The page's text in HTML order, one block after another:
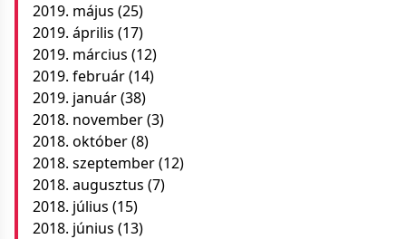
2019. május (25)
2019. április (17)
2019. március (12)
2019. február(14)
2019. január(38)
2018. november(3)
2018. október(8)
2018. szeptember(12)
2018. augusztus (7)
2018. július (15)
2018. június (13)